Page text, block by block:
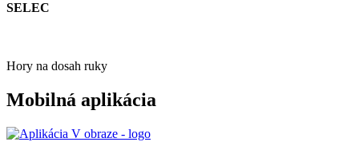
SELEC
Hory na dosah ruky
Mobilná aplikácia